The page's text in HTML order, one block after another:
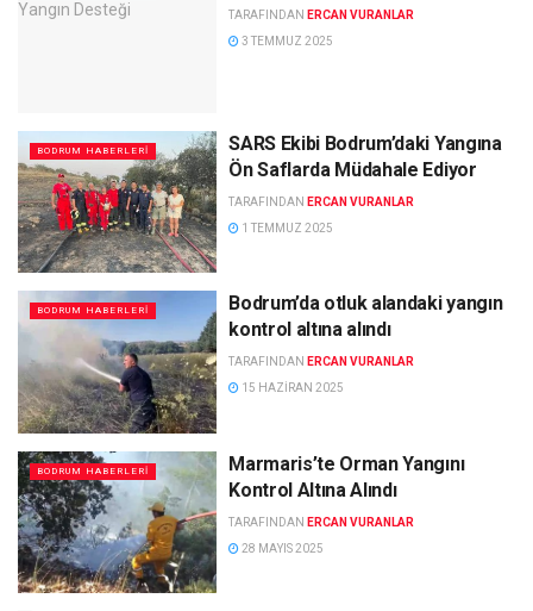
TARAFINDAN ERCAN VURANLAR
3 TEMMUZ 2025
BODRUM HABERLERI
SARS Ekibi Bodrum’daki Yangına
Ön Saflarda Müdahale Ediyor
TARAFINDAN ERCAN VURANLAR
1 TEMMUZ 2025
BODRUM HABERLERI
Bodrum’da otluk alandaki yangın
kontrol altına alındı
TARAFINDAN ERCAN VURANLAR
15 HAZIRAN 2025
BODRUM HABERLERI
Marmaris’te Orman Yangını
Kontrol Altına Alındı
TARAFINDAN ERCAN VURANLAR
28 MAYIS 2025